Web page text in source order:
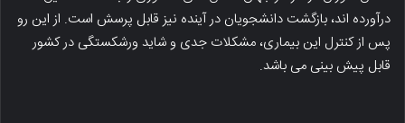
درآورده اند، بازگشت دانشجویان در آینده نیز قابل پرسش است. از این رو
پس از کنترل این بیماری، مشکلات جدی و شاید ورشکستگی در کشور
قابل پیش بینی می باشد.